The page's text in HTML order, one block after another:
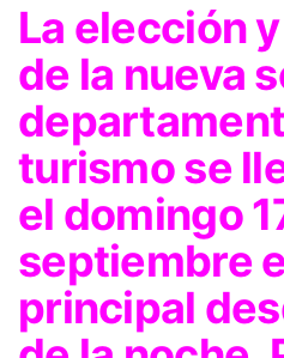
La elección
de la nueva
turismo se
el domingo
septiembre
principal